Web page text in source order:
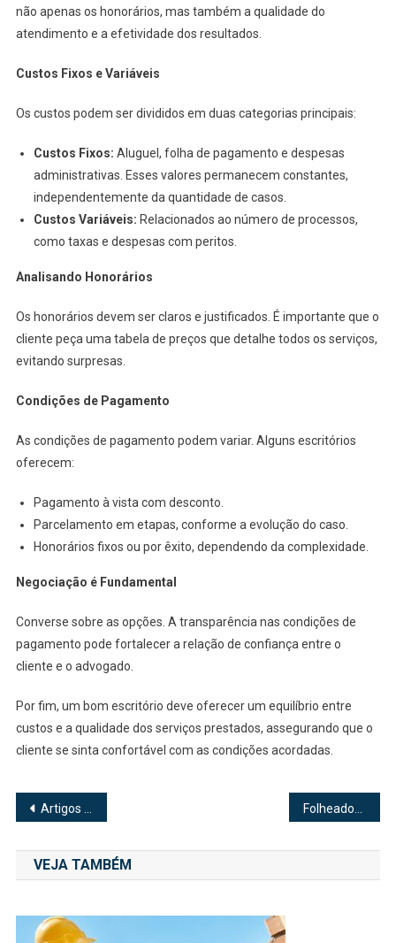
não apenas os honorários, mas também a qualidade do
atendimento e a efetividade dos resultados.
Custos Fixos e Variáveis
Os custos podem ser divididos em duas categorias principais:
Custos Fixos: Aluguel, folha de pagamento e despesas
administrativas. Esses valores permanecem constantes,
independentemente da quantidade de casos.
Custos Variáveis: Relacionados ao número de processos,
como taxas e despesas com peritos.
Analisando Honorários
Os honorários devem ser claros e justificados. É importante que o
cliente peça uma tabela de preços que detalhe todos os serviços,
evitando surpresas.
Condições de Pagamento
As condições de pagamento podem variar. Alguns escritórios
oferecem:
Pagamento à vista com desconto.
Parcelamento em etapas, conforme a evolução do caso.
Honorários fixos ou por êxito, dependendo da complexidade.
Negociação é Fundamental
Converse sobre as opções. A transparência nas condições de
pagamento pode fortalecer a relação de confiança entre o
cliente e o advogado.
Por fim, um bom escritório deve oferecer um equilíbrio entre
custos e a qualidade dos serviços prestados, assegurando que o
cliente se sinta confortável com as condições acordadas.
Navegação
de
Post
Artigos Religiosos Católicos: Um Panorama da História e Tradição
VEJA TAMBÉM